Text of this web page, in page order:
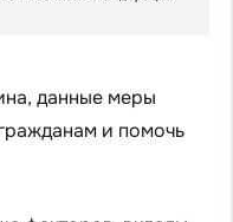
данные меры
и помочь